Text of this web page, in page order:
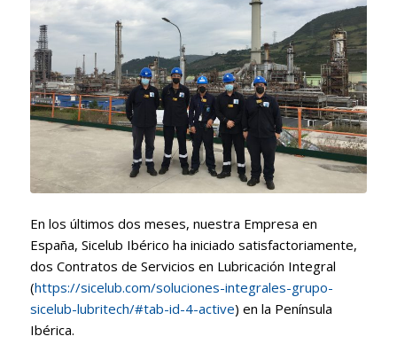
En los últimos dos meses, nuestra Empresa en
España, Sicelub Ibérico ha iniciado satisfactoriamente,
dos Contratos de Servicios en Lubricación Integral
(https://sicelub.com/soluciones-integrales-grupo-
sicelub-lubritech/#tab-id-4-active) en la Península
Ibérica.